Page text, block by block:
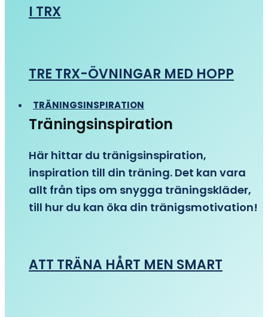
I TRX
TRE TRX-ÖVNINGAR MED HOPP
TRÄNINGSINSPIRATION
Träningsinspiration
Här hittar du tränigsinspiration,
inspiration till din träning. Det kan vara
allt från tips om snygga träningskläder,
till hur du kan öka din tränigsmotivation!
ATT TRÄNA HÅRT MEN SMART